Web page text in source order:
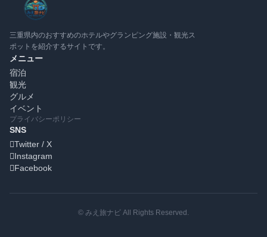
三重県内のおすすめのホテルやグランピング施設・観光ス
ポットを紹介するサイトです。
メニュー
宿泊
観光
グルメ
イベント
プライバシーポリシー
SNS
Twitter / X
Instagram
Facebook
© みえ旅ナビ All Rights Reserved.